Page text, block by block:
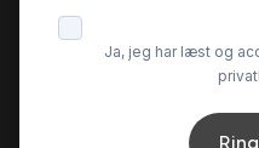
Parkeringssensor
Ja, jeg har læst og